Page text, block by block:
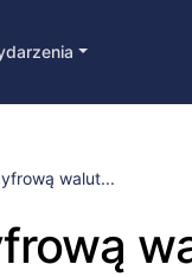
walut...